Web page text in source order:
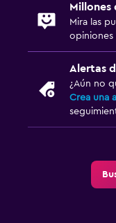
Millones
Mira las
opiniones
Alertas
¿Aún no
Crea una